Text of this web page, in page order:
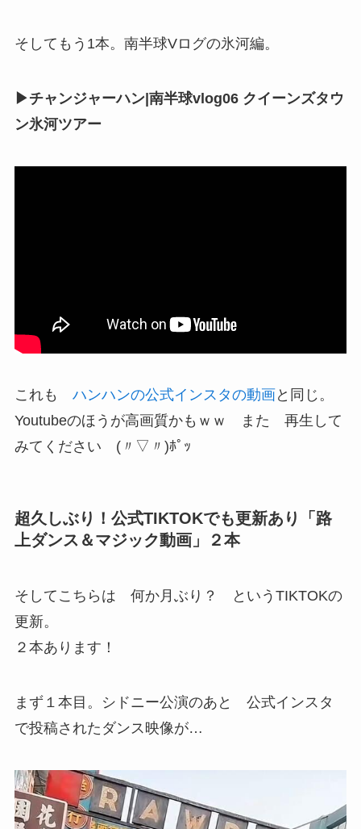
そしてもう1本。南半球Vログの氷河編。
▶チャンジャーハン|南半球vlog06 クイーンズタウ
ン氷河ツアー
これも ハンハンの公式インスタの動画 と同じ。
Youtubeのほうが高画質かもｗｗ また 再生して
みてください (〃▽〃)ﾎﾟｯ
超久しぶり！公式TIKTOKでも更新あり「路
上ダンス＆マジック動画」２本
そしてこちらは 何か月ぶり？ というTIKTOKの
更新。
２本あります！
まず１本目。シドニー公演のあと 公式インスタ
で投稿されたダンス映像が…